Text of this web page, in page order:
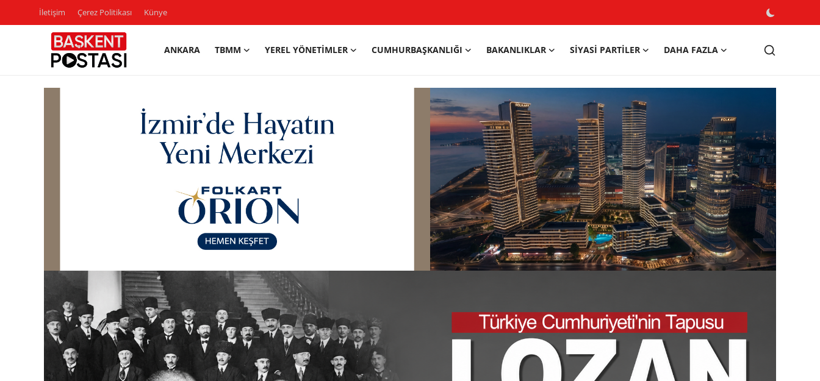
İletişim Çerez Politikası Künye
ANKARA TBMM YEREL YÖNETIMLER CUMHURBAŞKANLIĞI BAKANLIKLAR SIYASI PARTILER DAHA FAZLA
Bakanlıklar
Siyasi Partiler
Mülki İdare
Toplum ve Yaşam